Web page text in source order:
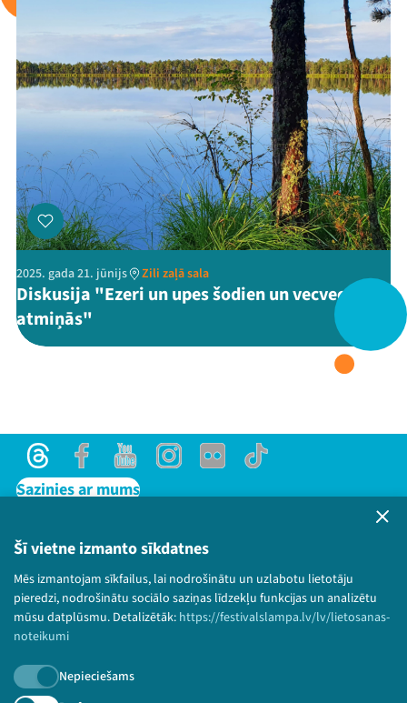
Šī vietne izmanto sīkdatnes
Mēs izmantojam sīkfailus, lai nodrošinātu un uzlabotu lietotāju
pieredzi, nodrošinātu sociālo saziņas līdzekļu funkcijas un analizētu
mūsu datplūsmu. Detalizētāk: https://festivalslampa.lv/lv/lietosanas-
noteikumi
Nepieciešams
Ziedo
Veikals
Kontakti
Threads TikTok
2025. gada 21. jūnijs Zili zaļā sala
Diskusija "Ezeri un upes šodien un vecvecāku
atmiņās"
ThreadsFacebookYoutubeInstagram
Flick TikTok
Sazinies ar mums
Lietošanas noteikumi un sīkdatņu politika
Bērnu aizsardzības politika
© 2026 Sarunu festivāls LAMPA Visas tiesības
paturētas.